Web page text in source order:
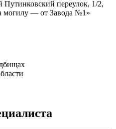
переулок, 1/2,
могилу — от Завода №1»